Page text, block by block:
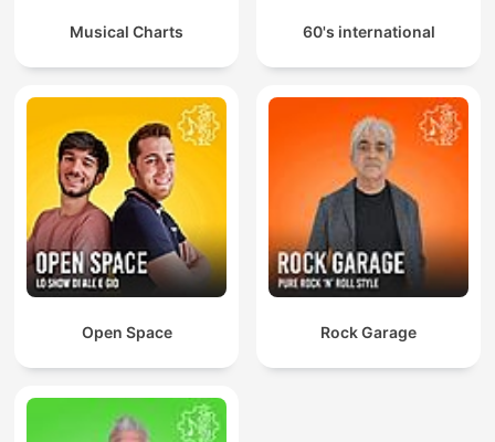
Musical Charts 60's international
Open Space Rock Garage